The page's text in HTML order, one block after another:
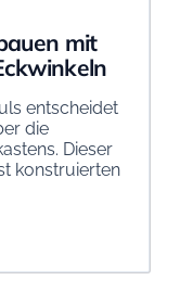
mit
entscheidet
die
Dieser
konstruierten